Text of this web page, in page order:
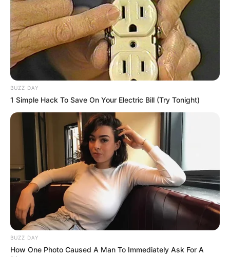
BUZZ DAY
1 Simple Hack To Save On Your Electric Bill (Try Tonight)
BUZZ DAY
How One Photo Caused A Man To Immediately Ask For A